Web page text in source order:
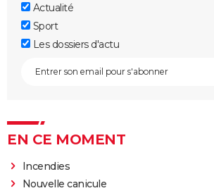
Actualité
Sport
Les dossiers d'actu
EN CE MOMENT
Incendies
Nouvelle canicule